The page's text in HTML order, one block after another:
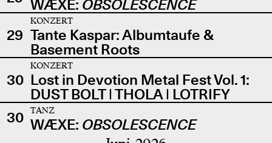
WÆXE: OBSOLESCENCE
29
KONZERT
Tante Kaspar: Albumtaufe &
Basement Roots
30
KONZERT
Lost in Devotion Metal Fest Vol. 1:
DUST BOLT | THOLA | LOTRIFY
30
TANZ
WÆXE: OBSOLESCENCE